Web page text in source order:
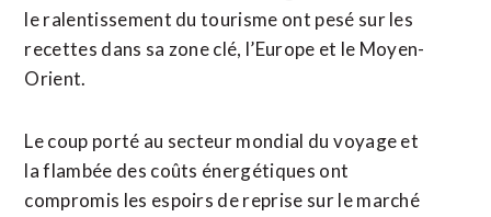
le ralentissement du tourisme ont pesé sur les
recettes dans sa ​zone clé, ‌l’Europe et le Moyen-
Orient.
Le coup porté au ​secteur mondial du ⁠voyage et
la flambée des coûts énergétiques ont
compromis les ‌espoirs de reprise ‌sur le marché